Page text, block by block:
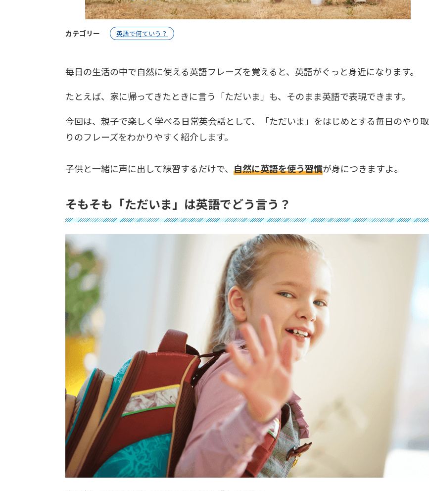
カテゴリー 英語で何ていう？
毎日の生活の中で自然に使える英語フレーズを覚えると、英語がぐっと身近になります。
たとえば、家に帰ってきたときに言う「ただいま」も、そのまま英語で表現できます。
今回は、親子で楽しく学べる日常英会話として、「ただいま」をはじめとする毎日のやり取
りのフレーズをわかりやすく紹介します。
子供と一緒に声に出して練習するだけで、 自然に英語を使う習慣が身につきますよ。
そもそも「ただいま」は英語でどう言う？